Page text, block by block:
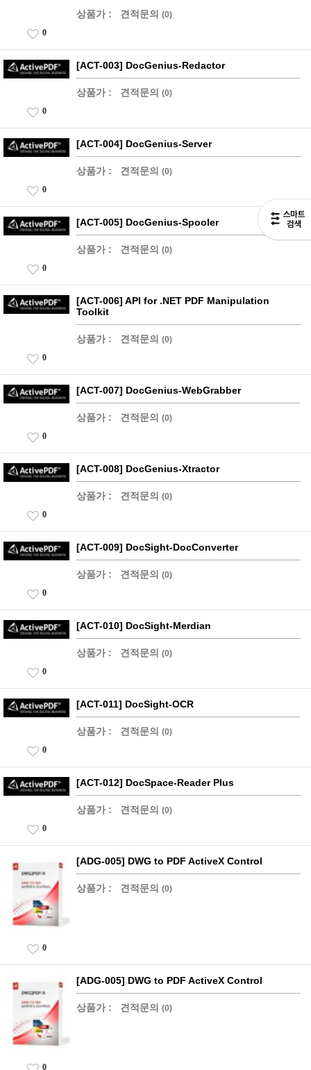
상품가 : 견적문의 (0)
0
[ACT-003] DocGenius-Redactor
상품가 : 견적문의 (0)
0
[ACT-004] DocGenius-Server
상품가 : 견적문의 (0)
0
[ACT-005] DocGenius-Spooler
상품가 : 견적문의 (0)
0
[ACT-006] API for .NET PDF Manipulation
Toolkit
상품가 : 견적문의 (0)
0
[ACT-007] DocGenius-WebGrabber
상품가 : 견적문의 (0)
0
[ACT-008] DocGenius-Xtractor
상품가 : 견적문의 (0)
0
[ACT-009] DocSight-DocConverter
상품가 : 견적문의 (0)
0
[ACT-010] DocSight-Merdian
상품가 : 견적문의 (0)
0
[ACT-011] DocSight-OCR
상품가 : 견적문의 (0)
0
[ACT-012] DocSpace-Reader Plus
상품가 : 견적문의 (0)
0
[ADG-005] DWG to PDF ActiveX Control
상품가 : 견적문의 (0)
0
[ADG-005] DWG to PDF ActiveX Control
상품가 : 견적문의 (0)
0